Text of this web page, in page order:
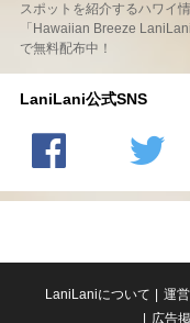
スポットを紹介するハワイ
「Hawaiian Breeze
で無料配布中！
LaniLani公式SNS
の
のtwitter
LaniLaniについて 運
広告